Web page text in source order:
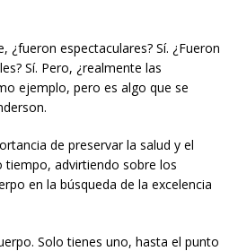
¿fueron espectaculares? Sí. ¿Fueron
Sí. Pero, ¿realmente las
ejemplo, pero es algo que se
de preservar la salud y el
tiempo, advirtiendo sobre los
en la búsqueda de la excelencia
Solo tienes uno, hasta el punto